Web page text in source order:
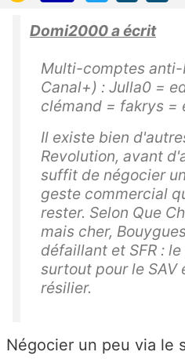
Domi2000 a écrit
Multi-comptes anti-
Canal+) : Julla0 =
clémand = fakrys =
Il existe bien
Revolution, avant
suffit de négocier
geste commercial
rester. Selon Que
mais cher,
défaillant et SFR :
surtout pour le
résilier.
Négocier un peu via le